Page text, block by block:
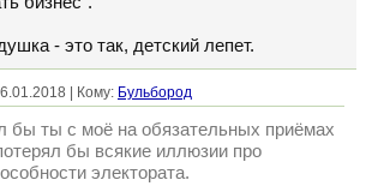
- это так, детский лепет.
| Кому: Бульбород
бы ты с моё на обязательных приёмах
бы всякие иллюзии про
электората.